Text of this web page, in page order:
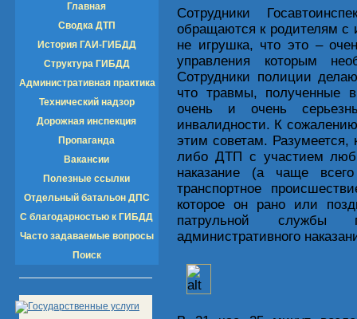
Главная
Сводка ДТП
История ГАИ-ГИБДД
Структура ГИБДД
Административная практика
Технический надзор
Дорожная инспекция
Пропаганда
Вакансии
Полезные ссылки
Отдельный батальон ДПС
С благодарностью к ГИБДД
Часто задаваемые вопросы
Поиск
Сотрудники
обращаются к родителям с
не игрушка, что это –
управления которым
Сотрудники полиции
что травмы, полученные
очень и очень
инвалидности. К
этим советам. Разумеется,
либо ДТП с участием
наказание (а чаще
транспортное
которое он рано или
патрульной службы
административного